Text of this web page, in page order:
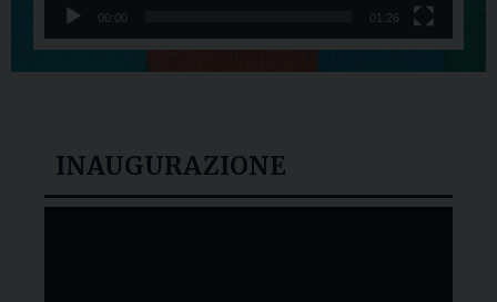
00:00 01:26
INAUGURAZIONE